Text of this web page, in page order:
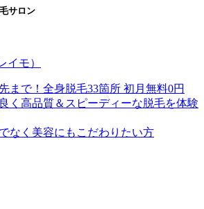
サロン
イモ）
まで！全身脱毛33箇所 初月無料0円
く高品質＆スピーディーな脱毛を体験
なく美容にもこだわりたい方